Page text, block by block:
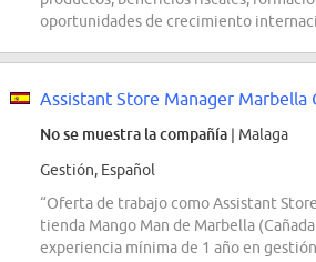
oportunidades de crecimiento
Assistant Store Manager Marbella
No se muestra la compañía | Malaga
Gestión, Español
“Oferta de trabajo como Assistant
tienda Mango Man de Marbella
experiencia mínima de 1 año en